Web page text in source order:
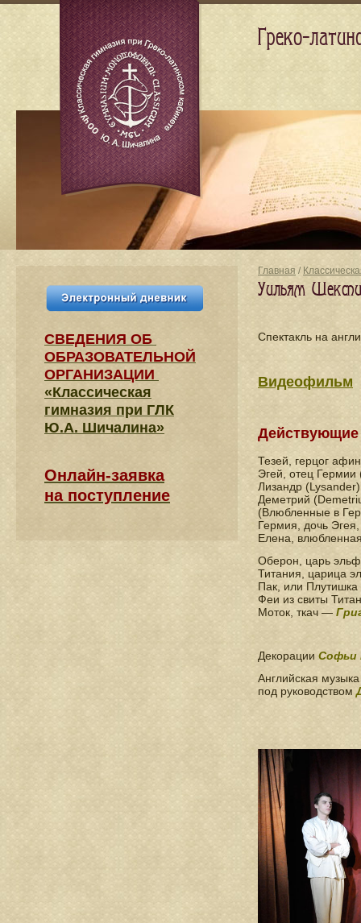
Главная /
Уильям
Спектакль на
Видеофильм
Действующие
Тезей, герцог
Эгей, отец
Лизандр
Деметрий
(Влюбленные в
Гермия, дочь
Елена,
Оберон, царь
Титания, царица
Пак, или
Феи из свиты
Моток, ткач —
Декорации Софьи
Английская
под руководством
СВЕДЕНИЯ​ ОБ
ОБРАЗОВАТЕЛЬНОЙ
ОРГАНИЗАЦИИ
«Классическая
гимназия при ГЛК
Ю.А. Шичалина»
Онлайн-заявка
на поступление
Греко-